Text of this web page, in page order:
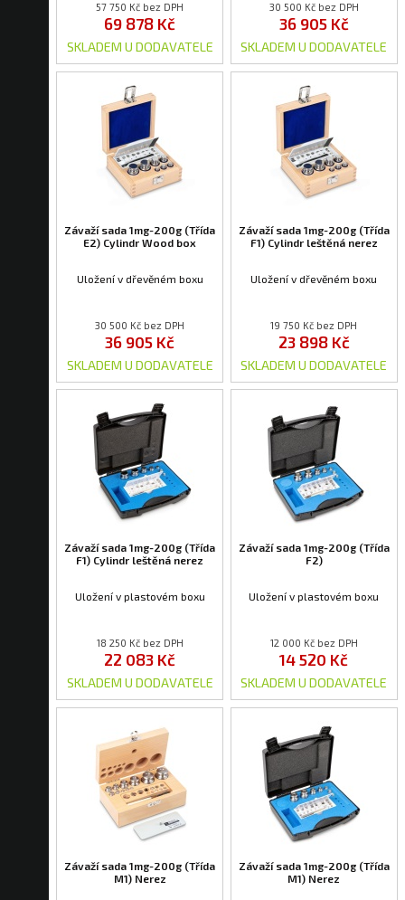
57 750 Kč bez DPH
69 878 Kč
SKLADEM U DODAVATELE
30 500 Kč bez DPH
36 905 Kč
SKLADEM U DODAVATELE
Závaží sada 1mg-200g (Třída
E2) Cylindr Wood box
Uložení v dřevěném boxu
30 500 Kč bez DPH
36 905 Kč
SKLADEM U DODAVATELE
Závaží sada 1mg-200g (Třída
F1) Cylindr leštěná nerez
Uložení v dřevěném boxu
19 750 Kč bez DPH
23 898 Kč
SKLADEM U DODAVATELE
Závaží sada 1mg-200g (Třída
F1) Cylindr leštěná nerez
Uložení v plastovém boxu
18 250 Kč bez DPH
22 083 Kč
SKLADEM U DODAVATELE
Závaží sada 1mg-200g (Třída
F2)
Uložení v plastovém boxu
12 000 Kč bez DPH
14 520 Kč
SKLADEM U DODAVATELE
Závaží sada 1mg-200g (Třída
M1) Nerez
Závaží sada 1mg-200g (Třída
M1) Nerez